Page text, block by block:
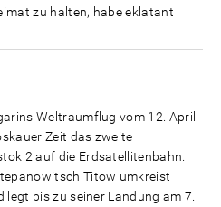
zu halten, habe eklatant
Weltraumflug vom 12. April
Zeit das zweite
2 auf die Erdsatellitenbahn.
Titow umkreist
bis zu seiner Landung am 7.